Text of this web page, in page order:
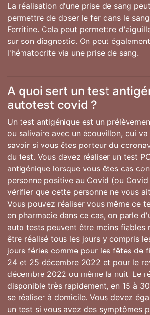
La réalisation d'une prise de sang
permettre de doser le fer dans le
Ferritine. Cela peut permettre
sur son diagnostic. On peut
l'hématocrite via une prise de sang.
A quoi sert un test
autotest covid ?
Un test antigénique est un
ou salivaire avec un écouvillon, qui
savoir si vous êtes porteur du
du test. Vous devez réaliser un test
antigénique lorsque vous êtes cas
personne positive au Covid (ou
vérifier que cette personne ne vous
Vous pouvez réaliser vous même ce
en pharmacie dans ce cas, on parle
auto tests peuvent être moins fiables
être réalisé tous les jours y compris
jours féries comme pour les fêtes de
24 et 25 décembre 2022 et pour le
décembre 2022 ou même la nuit. Le
disponible très rapidement, en 15 à
se réaliser à domicile. Vous devez
un test si vous avez des symptômes